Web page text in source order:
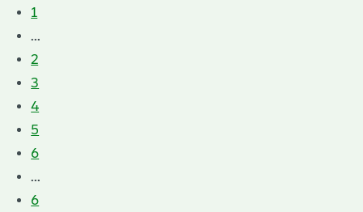
1
...
2
3
4
5
6
...
6